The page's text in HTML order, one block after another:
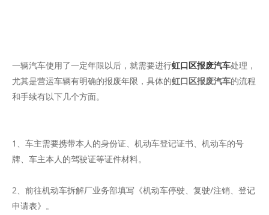
一辆汽车使用了一定年限以后，就需要进行虹口区报废汽车处理，
尤其是营运车辆有明确的报废年限，具体的虹口区报废汽车的流程
和手续有以下几个方面。
1、车主需要携带本人的身份证、机动车登记证书、机动车的号
牌、车主本人的驾驶证等证件材料。
2、前往机动车拆解厂业务部填写《机动车停驶、复驶/注销、登记
申请表》。